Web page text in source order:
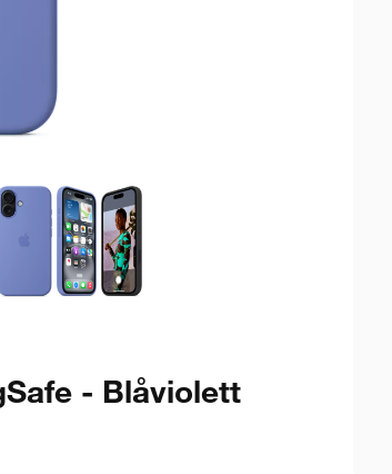
- Blåviolett